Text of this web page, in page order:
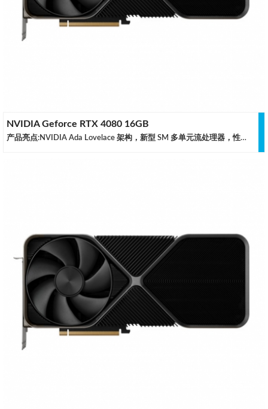
NVIDIA Geforce RTX 4080 16GB
产品亮点:NVIDIA Ada Lovelace 架构，新型 SM 多单元流处理器，性能功耗比最高提升至 2 倍第四代 Tensor Core，与仅使用传统的图像渲染方式相比，采用 DLSS 3 时，性能最高提升至 4 倍第三代 RT Core，光线追踪性能最高提升至 2 倍Ada 架构能够充分释放光线追踪的强大优势，可模拟真实世界中的光线特性规格参数 核心规格Ada Lovelace CORE-